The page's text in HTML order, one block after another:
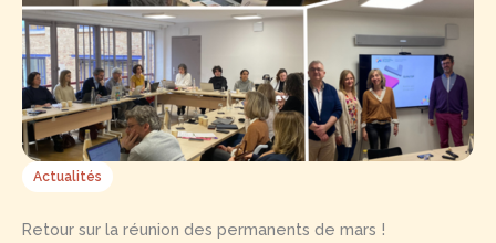
Actualités
Retour sur la réunion des permanents de mars !